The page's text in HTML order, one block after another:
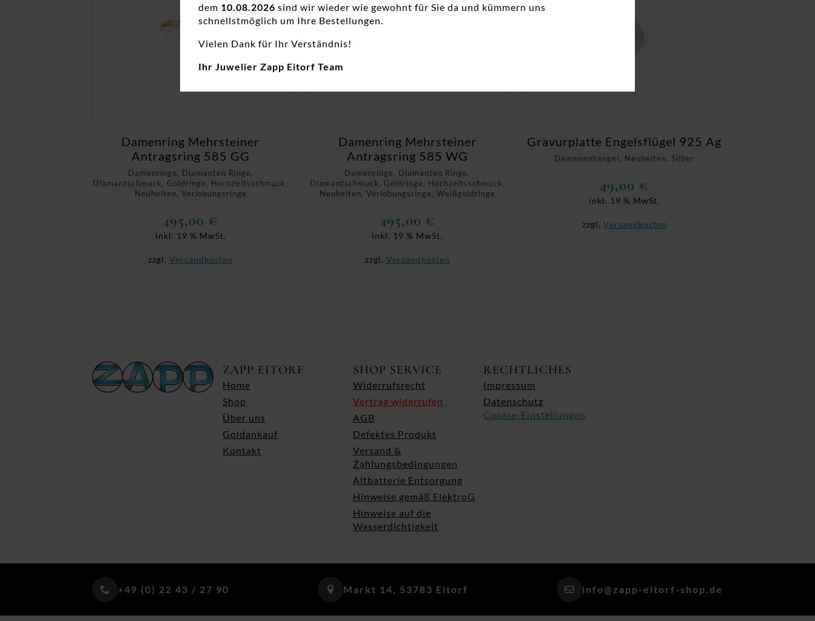
Damenringe, Diamanten Ringe,
Diamantschmuck, Goldringe, Hochzeitsschmuck,
Neuheiten, Verlobungsringe
Damenring Mehrsteiner
Antragsring 585 GG
495,00 €
inkl. 19 % MwSt.
zzgl.Versandkosten
Damenringe, Diamanten Ringe,
Diamantschmuck, Goldringe, Hochzeitsschmuck,
Neuheiten, Verlobungsringe, Weißgoldringe
Damenring Mehrsteiner
Antragsring 585 WG
495,00 €
inkl. 19 % MwSt.
zzgl. Versandkosten
Damenanhänger, Neuheiten, Silber
Gravurplatte Engelsflügel 925 Ag
49,00 €
inkl. 19 % MwSt.
zzgl. Versandkosten
ZAPP EITORF
Home
Shop
Über uns
Goldankauf
Kontakt
SHOP SERVICE
Widerrufsrecht
Vertrag widerrufen
AGB
Defektes Produkt
Versand &
Zahlungsbedingungen
Altbatterie Entsorgung
Hinweise gemäß ElektroG
Hinweise auf die
Wasserdichtigkeit
RECHTLICHES
Impressum
Datenschutz
Cookie-Einstellungen
+49 (0) 22 43 / 27 90 Markt 14, 53783 Eitorf info@zapp-eitorf-shop.de
dem 10.08.2026 sind wir wieder wie gewohnt für Sie da und kümmern uns
schnellstmöglich um Ihre Bestellungen.
Vielen Dank für Ihr Verständnis!
Ihr Juwelier Zapp Eitorf Team